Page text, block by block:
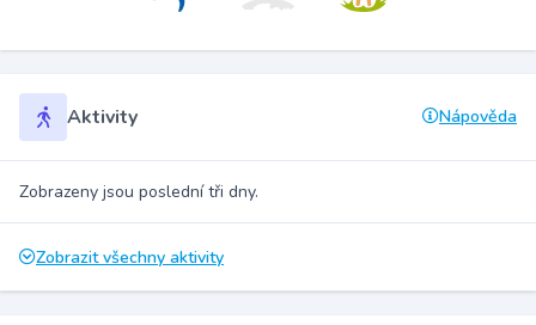
Aktivity Nápověda
Zobrazeny jsou poslední tři dny.
Zobrazit všechny aktivity